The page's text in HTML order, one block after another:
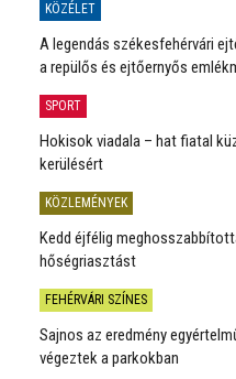
KÖZÉLET
A legendás székesfehérvári
a repülős és ejtőernyős
SPORT
Hokisok viadala – hat fiatal
kerülésért
KÖZLEMÉNYEK
Kedd éjfélig
hőségriasztást
FEHÉRVÁRI SZÍNES
Sajnos az eredmény
végeztek a parkokban